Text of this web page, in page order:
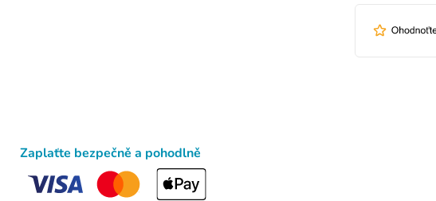
Zaplaťte bezpečně a pohodlně